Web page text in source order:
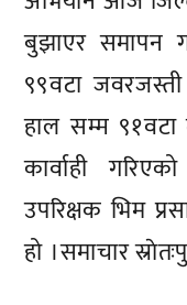
बुझाएर समापन
९९वटा
हाल सम्म ९१वटा
कार्वाही
उपरिक्षक भिम
हो ।समाचार